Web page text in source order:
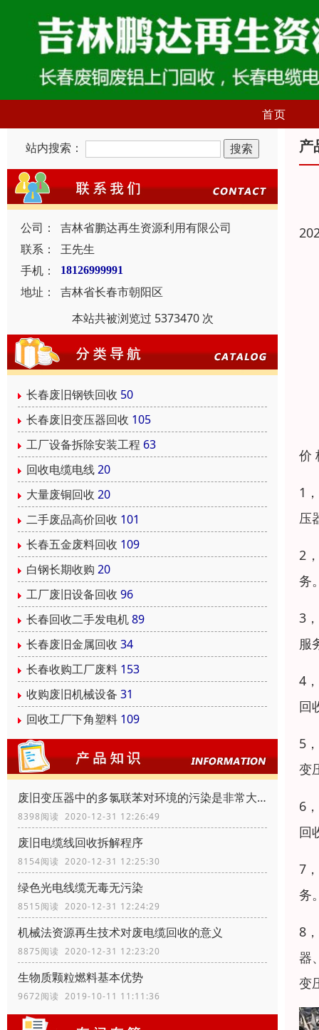
首页
站内搜索：
公司：
吉林省鹏达再生资源利用有限公司
联系：
王先生
手机：
18126999991
地址：
吉林省长春市朝阳区
本站共被浏览过 5373470 次
长春废旧钢铁回收 50
长春废旧变压器回收 105
工厂设备拆除安装工程 63
回收电缆电线20
大量废铜回收 20
二手废品高价回收 101
长春五金废料回收 109
白钢长期收购 20
工厂废旧设备回收 96
长春回收二手发电机89
长春废旧金属回收 34
长春收购工厂废料 153
收购废旧机械设备 31
回收工厂下角塑料 109
废旧变压器中的多氯联苯对环境的污染是非常大的
8398阅读 2020-12-31 12:26:49
废旧电缆线回收拆解程序
8154阅读 2020-12-31 12:25:30
绿色光电线缆无毒无污染
8515阅读 2020-12-31 12:24:29
机械法资源再生技术对废电缆回收的意义
8875阅读 2020-12-31 12:23:20
生物质颗粒燃料基本优势
9672阅读 2019-10-11 11:11:36
产
价
1
压
2
务
3
服
4
回
5
变
6
回
7
务
8
器
变